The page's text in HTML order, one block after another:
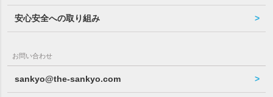
安心安全への取り組み
お問い合わせ
sankyo@the-sankyo.com